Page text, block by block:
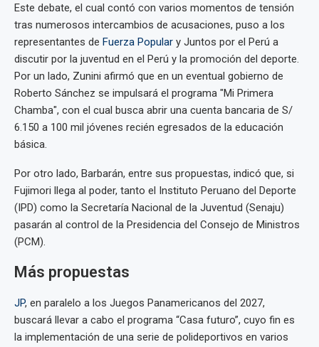
Este debate, el cual contó con varios momentos de tensión
tras numerosos intercambios de acusaciones, puso a los
representantes de Fuerza Popular y Juntos por el Perú a
discutir por la juventud en el Perú y la promoción del deporte.
Por un lado, Zunini afirmó que en un eventual gobierno de
Roberto Sánchez se impulsará el programa "Mi Primera
Chamba", con el cual busca abrir una cuenta bancaria de S/
6.150 a 100 mil jóvenes recién egresados de la educación
básica.
Por otro lado, Barbarán, entre sus propuestas, indicó que, si
Fujimori llega al poder, tanto el Instituto Peruano del Deporte
(IPD) como la Secretaría Nacional de la Juventud (Senaju)
pasarán al control de la Presidencia del Consejo de Ministros
(PCM).
Más propuestas
JP, en paralelo a los Juegos Panamericanos del 2027,
buscará llevar a cabo el programa “Casa futuro”, cuyo fin es
la implementación de una serie de polideportivos en varios